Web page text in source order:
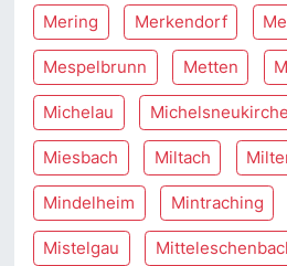
Mering Merkendorf
Mespelbrunn Metten
Michelau
Miesbach Miltach
Mindelheim Mintraching
Mistelgau